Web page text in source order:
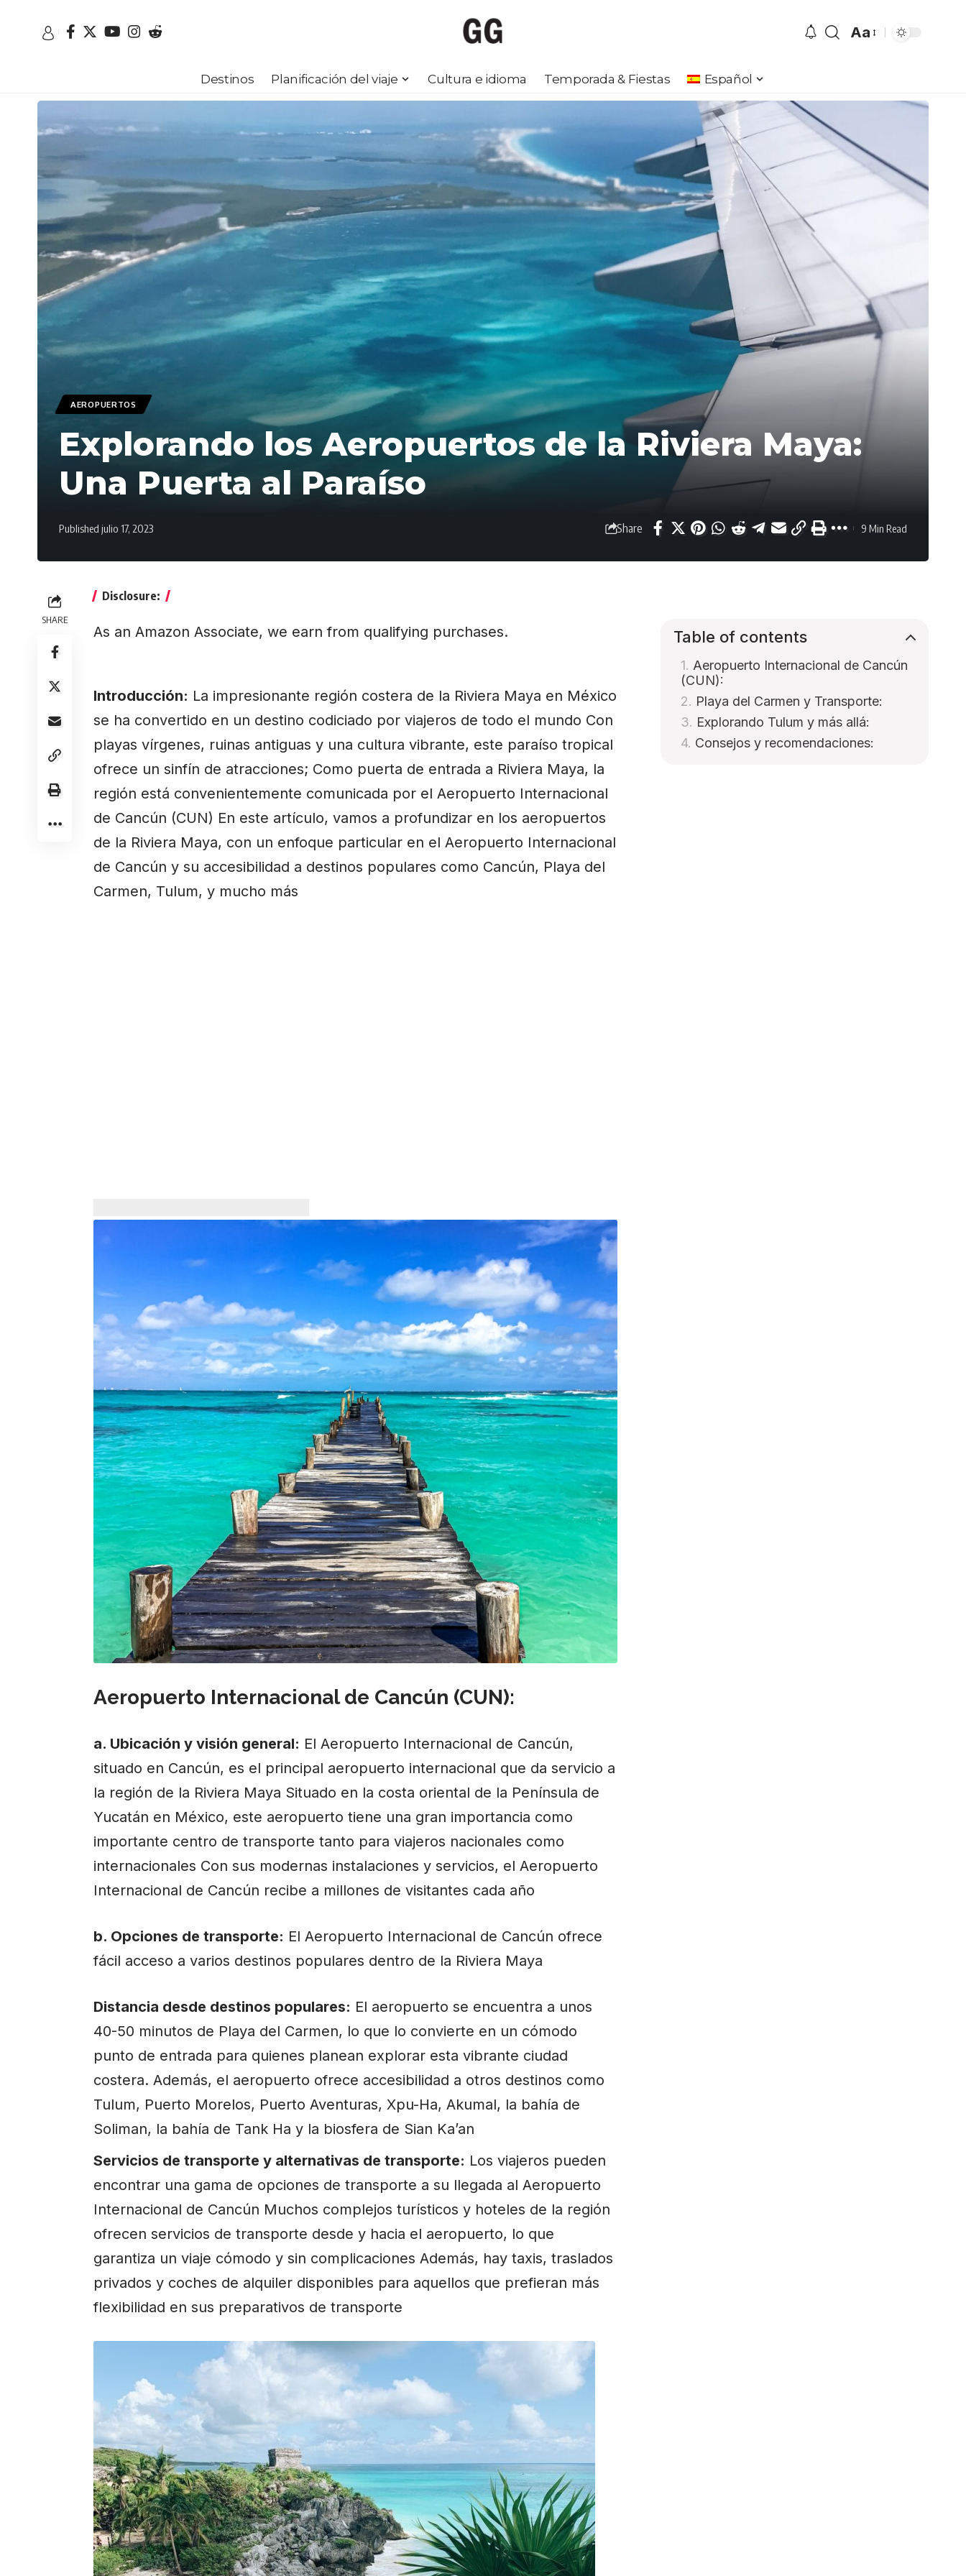
Aa
Destinos Planificación del viaje Cultura e idioma Temporada & Fiestas Español
AEROPUERTOS
Explorando los Aeropuertos de la Riviera Maya:
Una Puerta al Paraíso
Published julio 17, 2023 Share 9 Min Read
SHARE
Disclosure:
As an Amazon Associate, we earn from qualifying purchases.
Introducción: La impresionante región costera de la Riviera Maya en México
se ha convertido en un destino codiciado por viajeros de todo el mundo Con
playas vírgenes, ruinas antiguas y una cultura vibrante, este paraíso tropical
ofrece un sinfín de atracciones; Como puerta de entrada a Riviera Maya, la
región está convenientemente comunicada por el Aeropuerto Internacional
de Cancún (CUN) En este artículo, vamos a profundizar en los aeropuertos
de la Riviera Maya, con un enfoque particular en el Aeropuerto Internacional
de Cancún y su accesibilidad a destinos populares como Cancún, Playa del
Carmen, Tulum, y mucho más
Aeropuerto Internacional de Cancún (CUN):
a. Ubicación y visión general: El Aeropuerto Internacional de Cancún,
situado en Cancún, es el principal aeropuerto internacional que da servicio a
la región de la Riviera Maya Situado en la costa oriental de la Península de
Yucatán en México, este aeropuerto tiene una gran importancia como
importante centro de transporte tanto para viajeros nacionales como
internacionales Con sus modernas instalaciones y servicios, el Aeropuerto
Internacional de Cancún recibe a millones de visitantes cada año
b. Opciones de transporte: El Aeropuerto Internacional de Cancún ofrece
fácil acceso a varios destinos populares dentro de la Riviera Maya
Distancia desde destinos populares: El aeropuerto se encuentra a unos
40-50 minutos de Playa del Carmen, lo que lo convierte en un cómodo
punto de entrada para quienes planean explorar esta vibrante ciudad
costera. Además, el aeropuerto ofrece accesibilidad a otros destinos como
Tulum, Puerto Morelos, Puerto Aventuras, Xpu-Ha, Akumal, la bahía de
Soliman, la bahía de Tank Ha y la biosfera de Sian Ka’an
Servicios de transporte y alternativas de transporte: Los viajeros pueden
encontrar una gama de opciones de transporte a su llegada al Aeropuerto
Internacional de Cancún Muchos complejos turísticos y hoteles de la región
ofrecen servicios de transporte desde y hacia el aeropuerto, lo que
garantiza un viaje cómodo y sin complicaciones Además, hay taxis, traslados
privados y coches de alquiler disponibles para aquellos que prefieran más
flexibilidad en sus preparativos de transporte
Table of contents
Aeropuerto Internacional de Cancún
(CUN):
Playa del Carmen y Transporte:
Explorando Tulum y más allá:
Consejos y recomendaciones: